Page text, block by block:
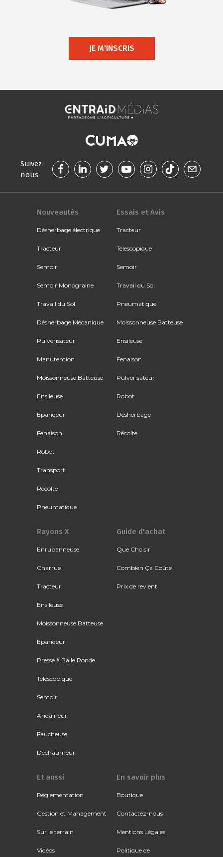
JE M'INSCRIS
Suivez-
nous
Nouveautés
Désherbage électrique
Tracteur
Semoir
Semoir Monograine
Travail du Sol
Désherbage Mécanique
Pulvérisateur
Manutention
Moissonneuse Batteuse
Ensileuse
Épandeur
Fenaison
Robot
Transport
Récolte
Pneumatique
Essais et Avis
Tracteur
Télescopique
Semoir
Travail du Sol
Pneumatique
Moissonneuse Batteuse
Ensileuse
Fenaison
Pulvérisateur
Robot
Désherbage
Récolte
Rayons X
Enrubanneuse
Charrue
Tracteur
Ensileuse
Moissonneuse Batteuse
Épandeur
Presse à Balle Ronde
Télescopique
Semoir
Andaineur
Faucheuse
Déchaumeur
Guide d'achat
Que Choisir
Combien Ça Coûte
Prix de revient
Et aussi
Réglementation
Gestion et Management
Sur le terrain
Vidéos
En savoir plus
Boutique
Contactez-nous !
Mentions Légales
Politique de